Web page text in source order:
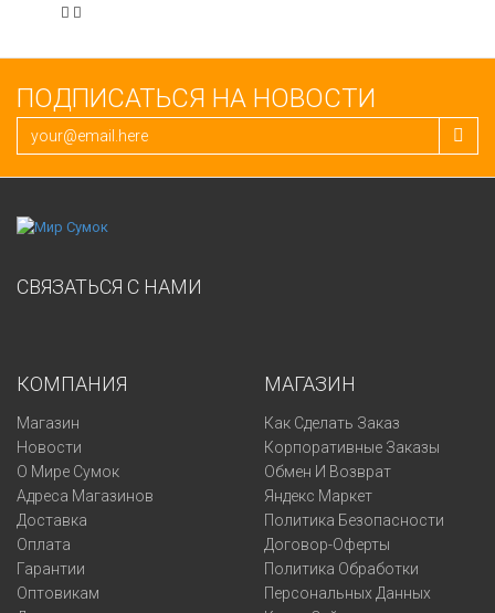
ПОДПИСАТЬСЯ НА НОВОСТИ
СВЯЗАТЬСЯ С НАМИ
КОМПАНИЯ
Магазин
Новости
О Мире Сумок
Адреса Магазинов
Доставка
Оплата
Гарантии
Оптовикам
МАГАЗИН
Как Сделать Заказ
Корпоративные Заказы
Обмен И Возврат
Яндекс Маркет
Политика Безопасности
Договор-Оферты
Политика Обработки
Персональных Данных